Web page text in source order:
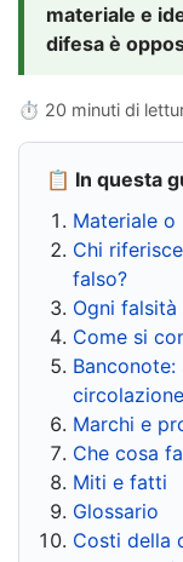
materiale e
difesa è
⏱ 20 minuti di
📋 In questa
Materiale
Chi
falso?
Ogni falsità
Come si
circolazione
Marchi e
Che cosa
Miti e fatti
Glossario
Costi della